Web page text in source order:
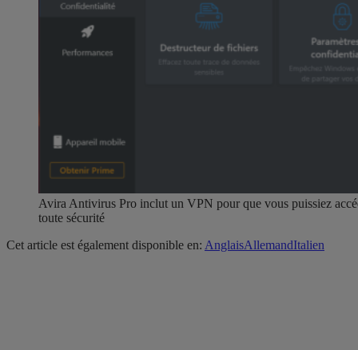
Avira Antivirus Pro inclut un VPN pour que vous puissiez
toute sécurité
Cet article est également disponible en: AnglaisAllemandItalien